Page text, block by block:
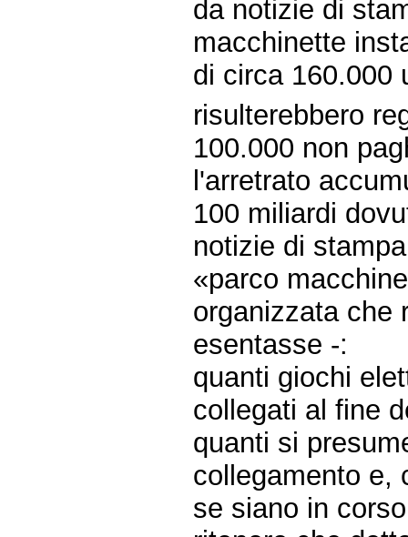
da notizie di
macchinette
di circa 160.000
risulterebbero
100.000 non
l'arretrato
100 miliardi
notizie di
«parco
organizzata che
esentasse -:
quanti giochi
collegati al fine
quanti si
collegamento e,
se siano in